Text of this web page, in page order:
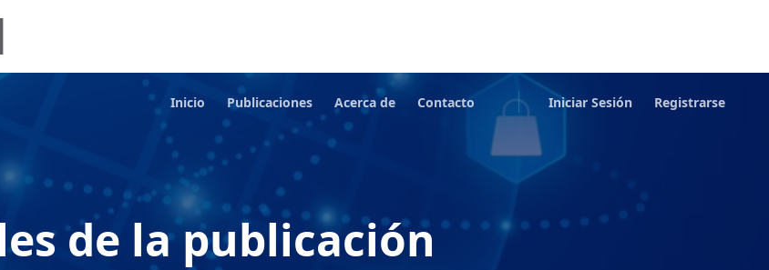
Inicio Publicaciones Acerca de Contacto Iniciar Sesión Registrarse
de la publicación